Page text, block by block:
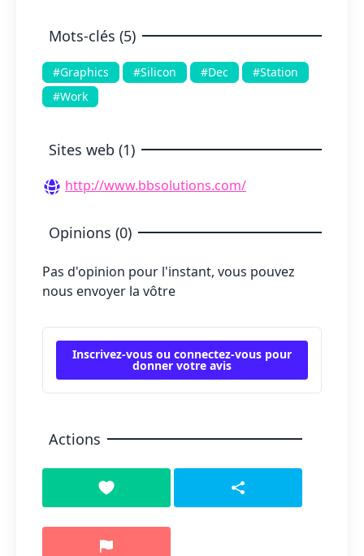
Mots-clés (5)
#Graphics #Silicon #Dec
#Station
#Work
Sites web (1)
http://www.bbsolutions.com/
Opinions (0)
Pas d'opinion pour l'instant, vous pouvez
nous envoyer la vôtre
Inscrivez-vous ou connectez-vous pour
donner votre avis
Actions